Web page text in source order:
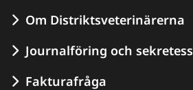
Om Distriktsveterinärerna
Journalföring och sekretess
Fakturafråga